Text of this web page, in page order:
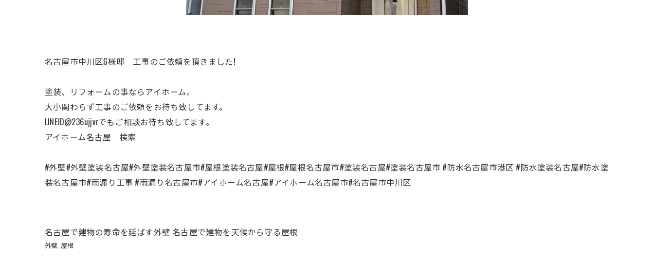
名古屋市中川区G様邸 工事のご依頼を頂きました!
塗装、リフォームの事ならアイホーム。
大小関わらず工事のご依頼をお待ち致してます。
LINEID@236ujjvrでもご相談お待ち致してます。
アイホーム名古屋 検索
#外壁#外壁塗装名古屋#外壁塗装名古屋市#屋根塗装名古屋#屋根#屋根名古屋市#塗装名古屋#塗装名古屋市 #防水名古屋市港区 #防水塗装名古屋#防水塗
装名古屋市#雨漏り工事 #雨漏り名古屋市#アイホーム名古屋#アイホーム名古屋市#名古屋市中川区
名古屋で建物の寿命を延ばす外壁 名古屋で建物を天候から守る屋根
外壁 屋根